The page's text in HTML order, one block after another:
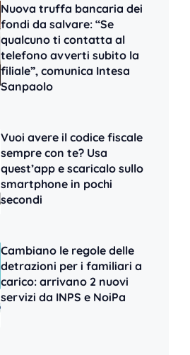
Nuova truffa bancaria dei
fondi da salvare: “Se
qualcuno ti contatta al
telefono avverti subito la
filiale”, comunica Intesa
Sanpaolo
Vuoi avere il codice fiscale
sempre con te? Usa
quest’app e scaricalo sullo
smartphone in pochi
secondi
Cambiano le regole delle
detrazioni per i familiari a
carico: arrivano 2 nuovi
servizi da INPS e NoiPa